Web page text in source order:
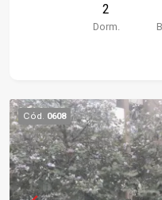
2
Dorm.
Cód. 0608